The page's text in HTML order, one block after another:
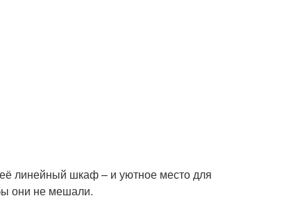
линейный шкаф – и уютное место для
они не мешали.